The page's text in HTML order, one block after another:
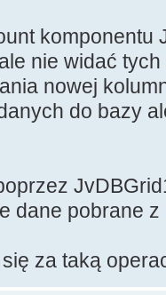
komponentu
nie widać
nowej
do bazy
dane pobrane
za taką